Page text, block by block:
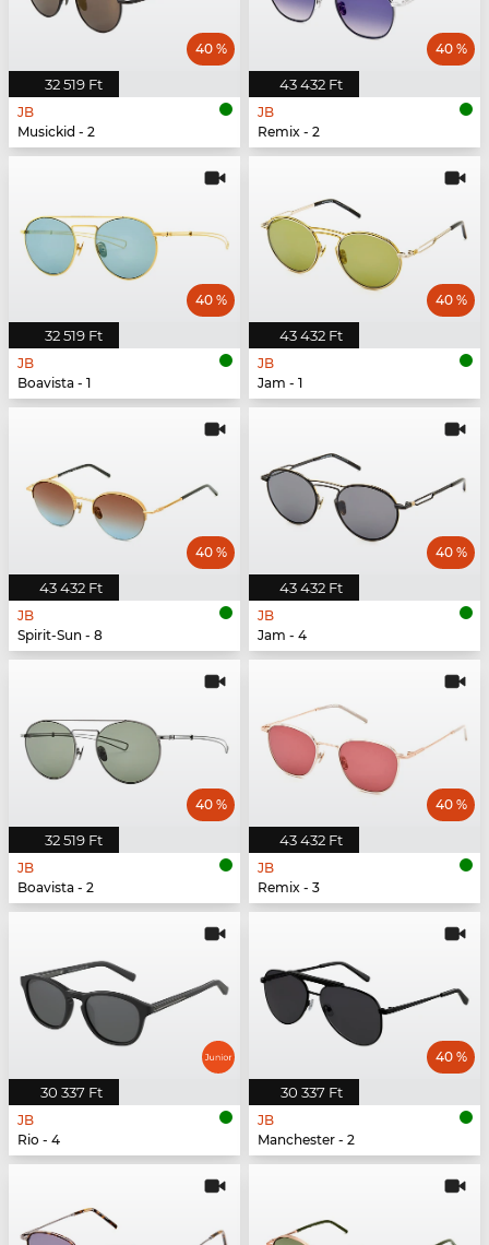
32 519 Ft
40 %
JB
Musickid - 2
43 432 Ft
40 %
JB
Remix - 2
32 519 Ft
40 %
JB
Boavista - 1
43 432 Ft
40 %
JB
Jam - 1
43 432 Ft
40 %
JB
Spirit-Sun - 8
43 432 Ft
40 %
JB
Jam - 4
32 519 Ft
40 %
JB
Boavista - 2
43 432 Ft
40 %
JB
Remix - 3
30 337 Ft
JB
Rio - 4
30 337 Ft
40 %
JB
Manchester - 2